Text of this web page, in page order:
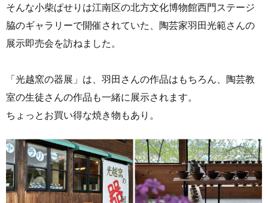
そんな小柴ぱせりは江南区の北方文化博物館西門ステージ
脇のギャラリーで開催されていた、陶芸家羽田光範さんの
展示即売会を訪ねました。
「光越窯の器展」は、羽田さんの作品はもちろん、陶芸教
室の生徒さんの作品も一緒に展示されます。
ちょっとお買い得な焼き物もあり。